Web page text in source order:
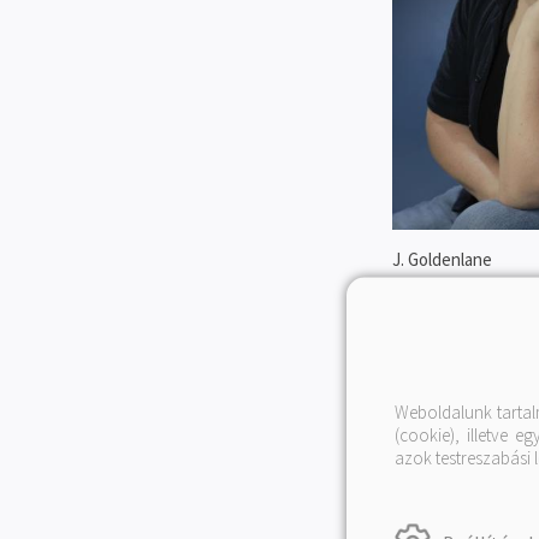
J. Goldenlane
TOVÁBBI
Weboldalunk
(cookie), illetve
azok testreszabási